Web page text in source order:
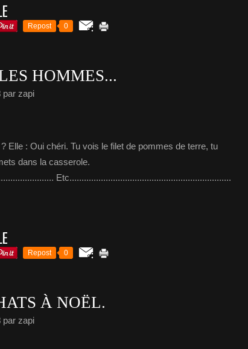
Repost 0
HOMMES...
par zapi
Elle : Oui chéri. Tu vois le filet de pommes de terre, tu
dans la casserole.
Etc...................................................................
Repost 0
À NOËL.
par zapi